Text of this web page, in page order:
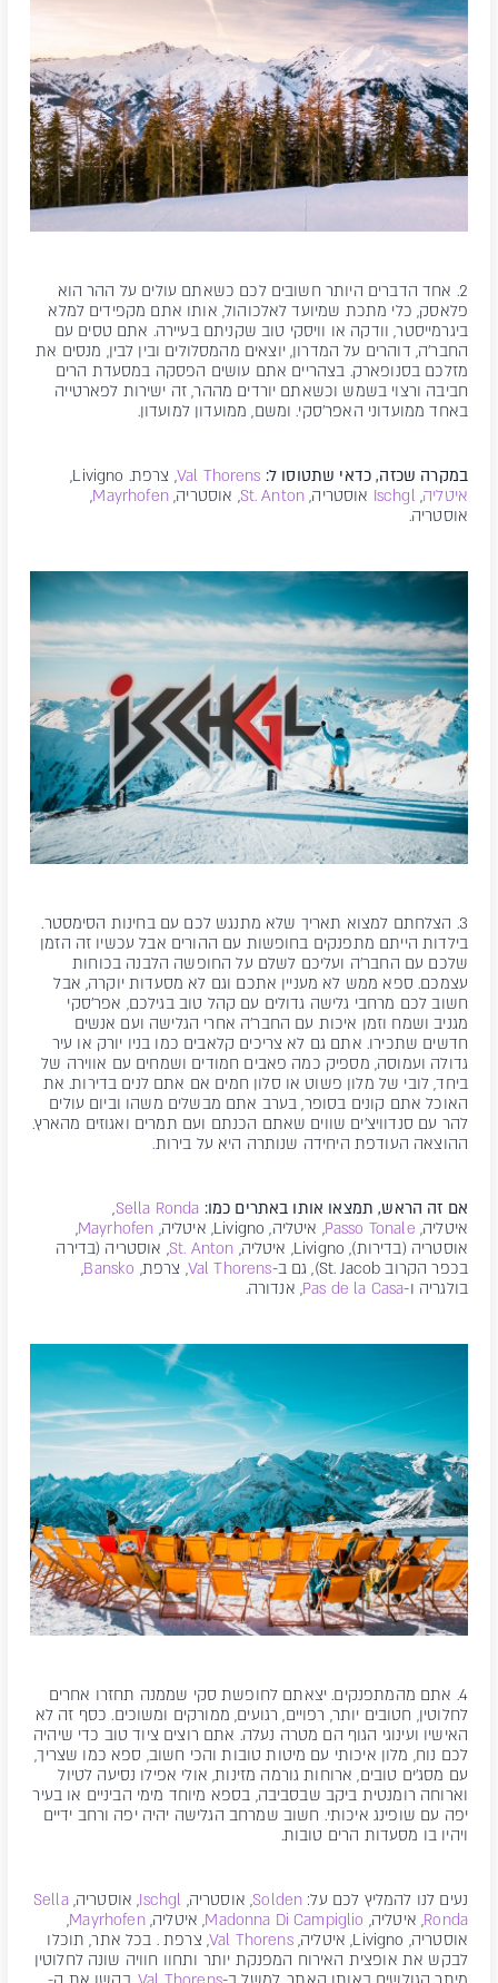
2. אחד הדברים היותר חשובים לכם כשאתם עולים על ההר הוא
פלאסק, כלי מתכת שמיועד לאלכוהול, אותו אתם מקפידים למלא
ביגרמייסטר, וודקה או וויסקי טוב שקניתם בעיירה. אתם טסים עם
החבר'ה, דוהרים על המדרון, יוצאים מהמסלולים ובין לבין, מנסים את
מזלכם בסנופארק. בצהריים אתם עושים הפסקה במסעדת הרים
חביבה ורצוי בשמש וכשאתם יורדים מההר, זה ישירות לפארטייה
באחד ממועדוני האפר'סקי. ומשם, ממועדון למועדון.
במקרה שכזה, כדאי שתטוסו ל: Val Thorens, צרפת. Livigno,
איטליה,
Ischgl אוסטריה, St. Anton, אוסטריה,Mayrhofen
,
אוסטריה.
3. הצלחתם למצוא תאריך שלא מתנגש לכם עם בחינות הסימסטר.
בילדות הייתם מתפנקים בחופשות עם ההורים אבל עכשיו זה הזמן
שלכם עם החבר'ה ועליכם לשלם על החופשה הלבנה בכוחות
עצמכם. ספא ממש לא מעניין אתכם וגם לא מסעדות יוקרה, אבל
חשוב לכם מרחבי גלישה גדולים עם קהל טוב בגילכם, אפר'סקי
מגניב ושמח וזמן איכות עם החבר'ה אחרי הגלישה ועם אנשים
חדשים שתכירו. אתם גם לא צריכים קלאבים כמו בניו יורק או עיר
גדולה ועמוסה, מספיק כמה פאבים חמודים ושמחים עם אווירה של
ביחד, לובי של מלון פשוט או סלון חמים אם אתם לנים בדירות. את
האוכל אתם קונים בסופר, בערב אתם מבשלים משהו וביום עולים
להר עם סנדוויצ'ים שווים שאתם הכנתם ועם תמרים ואגוזים מהארץ.
ההוצאה העודפת היחידה שנותרה היא על בירות.
אם זה הראש, תמצאו אותו באתרים כמו: Sella Ronda
,
איטליה, Passo Tonale, איטליה, Livigno, איטליה, Mayrhofen
,
אוסטריה (בדירות), Livigno, איטליה,
St. Anton, אוסטריה (בדירה
בכפר הקרוב St. Jacob), גם ב-
Val Thorens, צרפת, Bansko
,
בולגריה ו-Pas de la Casa, אנדורה.
4. אתם מהמתפנקים. יצאתם לחופשת סקי שממנה תחזרו אחרים
לחלוטין, חטובים יותר, רפויים, רגועים, ממורקים ומשוכים. כסף זה לא
האישיו ועינוגי הגוף הם מטרה נעלה. אתם רוצים ציוד טוב כדי שיהיה
לכם נוח, מלון איכותי עם מיטות טובות והכי חשוב, ספא כמו שצריך,
עם מסג'ים טובים, ארוחות גורמה מזינות, אולי אפילו נסיעה לטיול
וארוחה רומנטית ביקב שבסביבה, בספא מיוחד מימי הביניים או בעיר
יפה עם שופינג איכותי. חשוב שמרחב הגלישה יהיה יפה ורחב ידיים
ויהיו בו מסעדות הרים טובות.
נעים לנו להמליץ לכם על: Solden, אוסטריה, Ischgl, אוסטריה,Sella
Ronda, איטליה, Madonna Di Campiglio, איטליה,Mayrhofen
,
אוסטריה, Livigno, איטליה,
Val Thorens, צרפת . בכל אתר, תוכלו
לבקש את אופצית האירוח המפנקת יותר ותחוו חוויה שונה לחלוטין